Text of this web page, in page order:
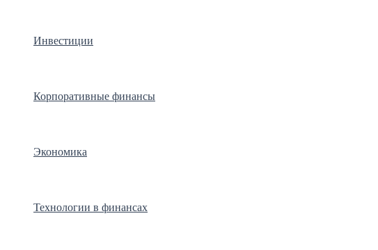
Инвестиции
Корпоративные финансы
Экономика
Технологии в финансах